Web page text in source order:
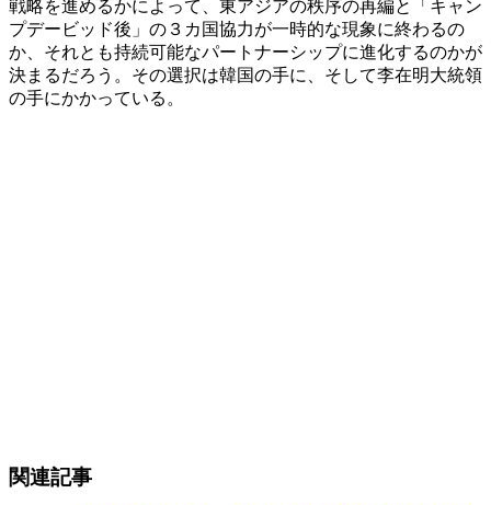
戦略を進めるかによって、東アジアの秩序の再編と「キャン
プデービッド後」の３カ国協力が一時的な現象に終わるの
か、それとも持続可能なパートナーシップに進化するのかが
決まるだろう。その選択は韓国の手に、そして李在明大統領
の手にかかっている。
関連記事